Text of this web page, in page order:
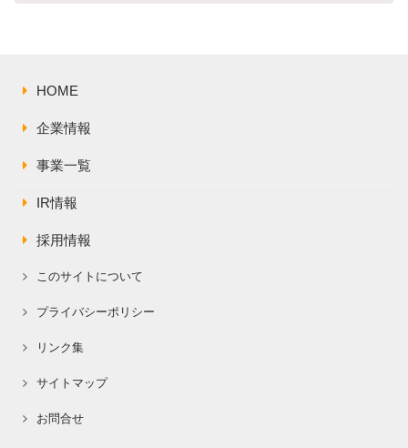
HOME
企業情報
事業一覧
IR情報
採用情報
このサイトについて
プライバシーポリシー
リンク集
サイトマップ
お問合せ